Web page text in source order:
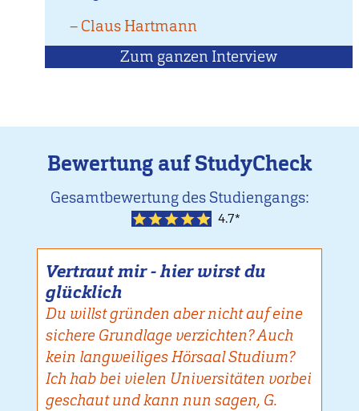
– Zitat
von
Claus Hartmann
Zum ganzen Interview
Bewertung auf StudyCheck
Gesamtbewertung des Studiengangs:
4.7*
Vertraut mir - hier wirst du
glücklich
Du willst gründen aber nicht auf eine
sichere Grundlage verzichten? Auch
kein langweiliges Hörsaal Studium?
Ich hab bei vielen Universitäten vorbei
geschaut und kann nun sagen, G.